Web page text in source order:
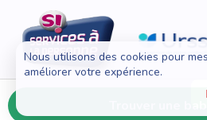
© 2018 - 2026 Nounouland —
Nous utilisons des cookies pour
améliorer votre expérience.